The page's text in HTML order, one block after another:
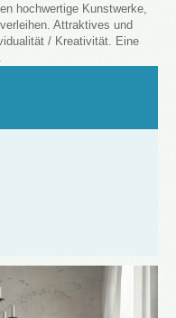
SLOVENČINA (SLOVAK)
SLOVENŠČINA
hochwertige Kunstwerke,
Attraktives und
/ Kreativität. Eine